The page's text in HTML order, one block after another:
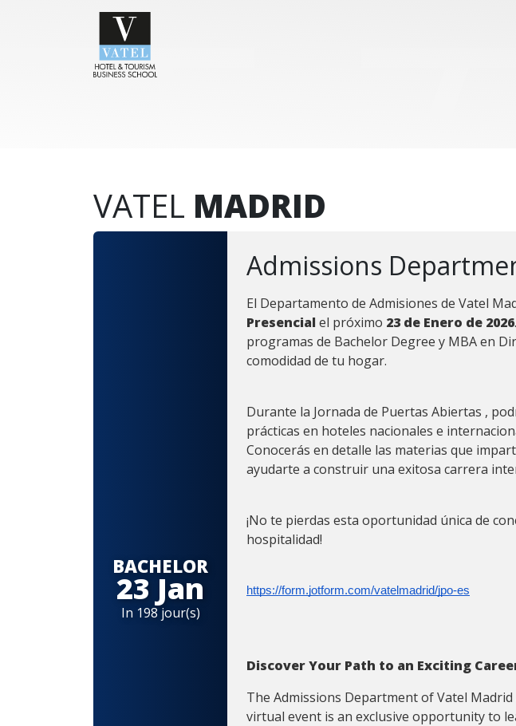
VATEL MADRID
BACHELOR
23 Jan
In 198 jour(s)
Admissions
El Departamento de Admisiones de Vatel
Presencial el próximo 23 de Enero de 2026
programas de Bachelor Degree y MBA en
comodidad de tu hogar.
Durante la Jornada de Puertas Abiertas ,
prácticas en hoteles nacionales e
Conocerás en detalle las materias que
ayudarte a construir una exitosa carrera
¡No te pierdas esta oportunidad única de
hospitalidad!
https://form.jotform.com/vatelmadrid/jpo-es
Discover Your Path to an Exciting
The Admissions Department of Vatel
virtual event is an exclusive opportunity to